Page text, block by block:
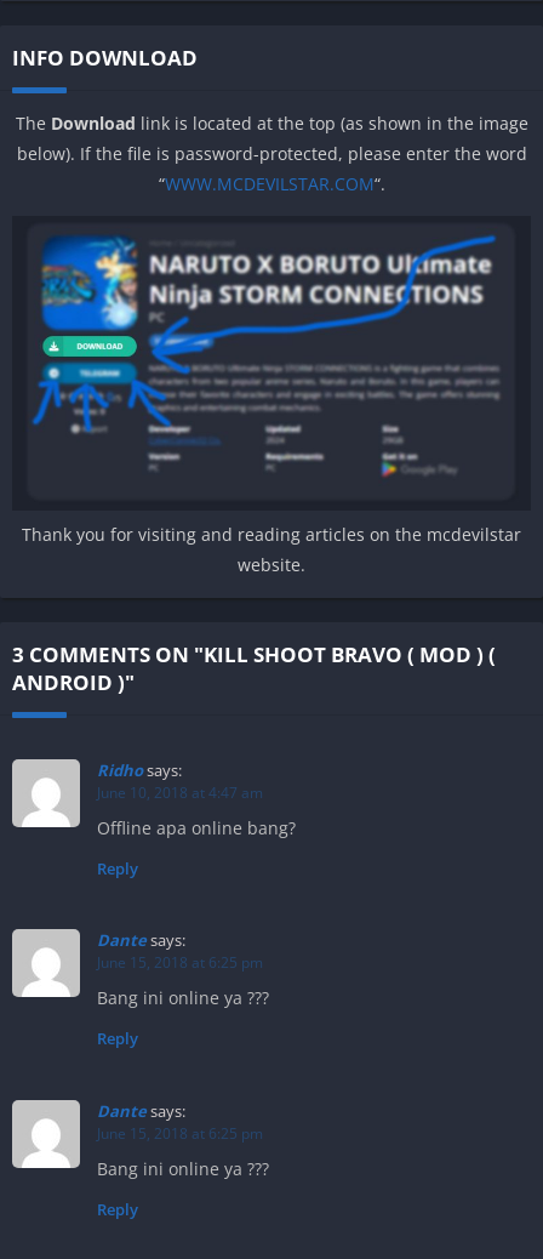
INFO DOWNLOAD
The Download link is located at the top (as shown in the image
below). If the file is password-protected, please enter the word
“WWW.MCDEVILSTAR.COM“.
Thank you for visiting and reading articles on the mcdevilstar
website.
3 COMMENTS ON "KILL SHOOT BRAVO ( MOD ) (
ANDROID )"
Ridhosays:
June 10, 2018 at 4:47 am
Offline apa online bang?
Reply
Dantesays:
June 15, 2018 at 6:25 pm
Bang ini online ya ???
Reply
Dantesays:
June 15, 2018 at 6:25 pm
Bang ini online ya ???
Reply